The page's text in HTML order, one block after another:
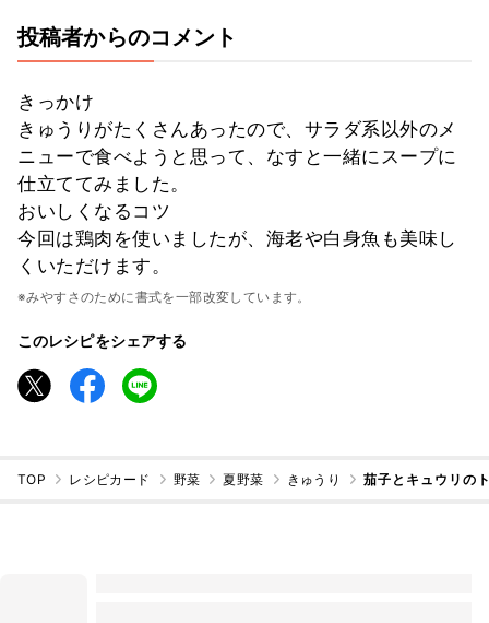
投稿者からのコメント
きっかけ
きゅうりがたくさんあったので、サラダ系以外のメ
ニューで食べようと思って、なすと一緒にスープに
仕立ててみました。
おいしくなるコツ
今回は鶏肉を使いましたが、海老や白身魚も美味し
くいただけます。
※みやすさのために書式を一部改変しています。
このレシピをシェアする
TOP レシピカード 野菜 夏野菜 きゅうり 茄子とキュウリの